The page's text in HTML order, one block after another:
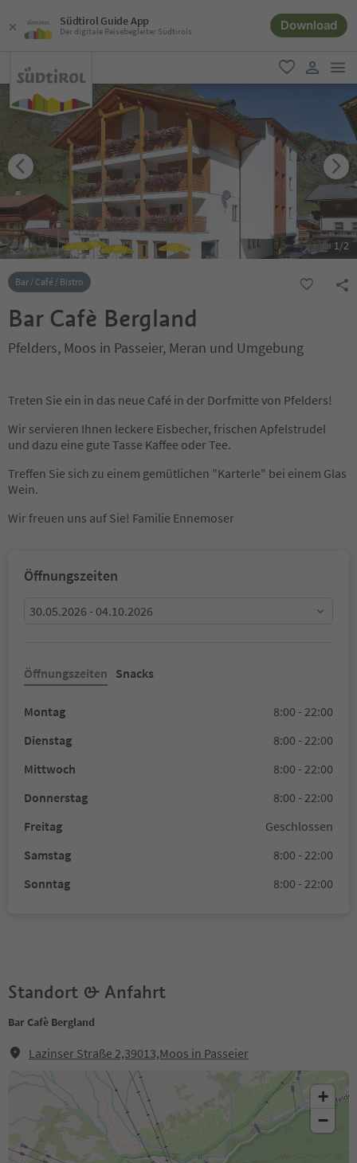
Südtirol Guide App
Der digitale Reisebegleiter Südtirols Download
favorit
user link
1/2
Bar / Café / Bistro
Bar Cafè Bergland
Pfelders, Moos in Passeier, Meran und Umgebung
Treten Sie ein in das neue Café in der Dorfmitte von Pfelders!
Wir servieren Ihnen leckere Eisbecher, frischen Apfelstrudel
und dazu eine gute Tasse Kaffee oder Tee.
Treffen Sie sich zu einem gemütlichen "Karterle" bei einem Glas
Wein.
Wir freuen uns auf Sie! Familie Ennemoser
Öffnungszeiten
30.05.2026 - 04.10.2026
Öffnungszeiten Snacks
Montag
8:00 - 22:00
Dienstag
8:00 - 22:00
Mittwoch
8:00 - 22:00
Donnerstag
8:00 - 22:00
Freitag
Geschlossen
Samstag
8:00 - 22:00
Sonntag
8:00 - 22:00
Standort & Anfahrt
Bar Cafè Bergland
Lazinser Straße 2,39013,Moos in Passeier
+
−